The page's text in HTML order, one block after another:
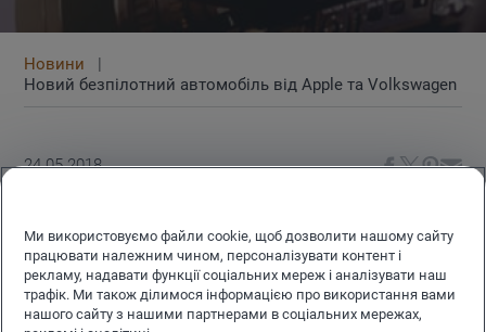
Новини
Новий безпілотний автомобіль від Apple та Volkswagen
24.05.2018
НОВИЙ БЕЗПІЛОТНИЙ АВТОМОБІЛЬ ВІД
APPLE ТА VOLKSWAGEN
Компанія Apple уклала з Volkswagen договір,
Ми використовуємо файли cookie, щоб дозволити нашому сайту
працювати належним чином, персоналізувати контент і
рекламу, надавати функції соціальних мереж і аналізувати наш
трафік. Ми також ділимося інформацією про використання вами
нашого сайту з нашими партнерами в соціальних мережах,